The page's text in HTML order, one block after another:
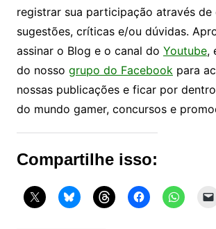
registrar sua participação através de
sugestões, críticas e/ou dúvidas.
assinar o Blog e o canal do Youtube,
do nosso grupo do Facebook para
nossas publicações e ficar por
do mundo gamer, concursos e
Compartilhe isso: